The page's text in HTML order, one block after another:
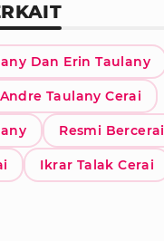
Dan Erin Taulany
Taulany Cerai
Resmi Bercerai
Ikrar Talak Cerai